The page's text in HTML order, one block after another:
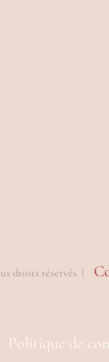
droits réservés. |
Politique de